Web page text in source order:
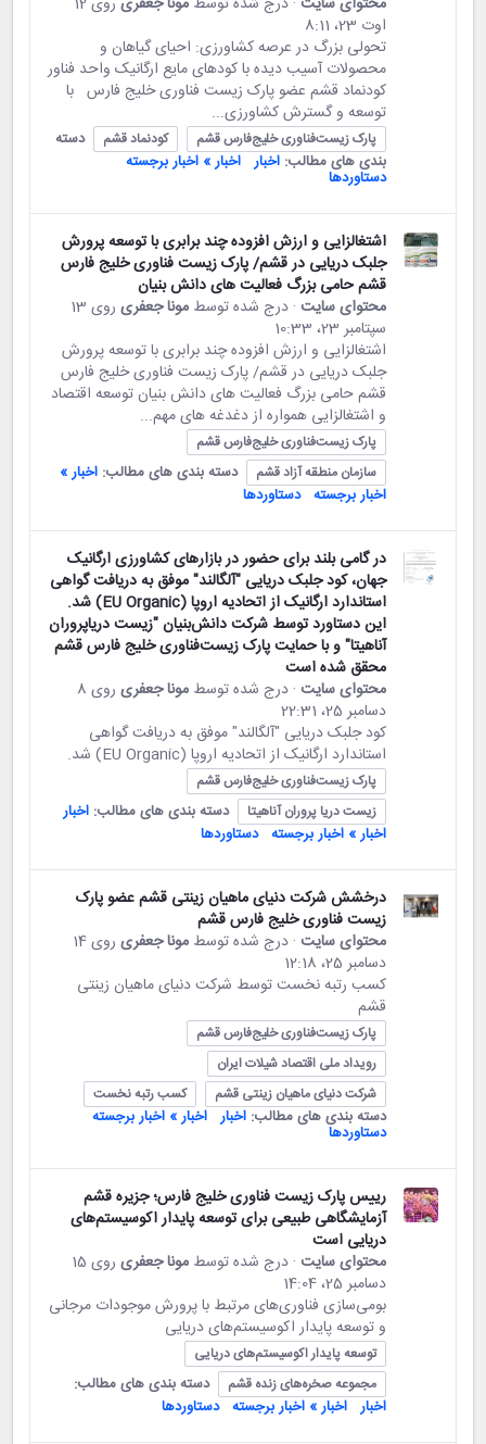
اوت 23،‏ 8:11
تحولی بزرگ در عرصه کشاورزی: احیای گیاهان و
محصولات آسیب دیده با کودهای مایع ارگانیک واحد فناور
کودنماد قشم عضو پارک زیست فناوری خلیج فارس با
توسعه و گسترش کشاورزی...
پارک زیست‌فناوری خلیج‌فارس قشم کودنماد قشم
دسته
بندی های مطالب: اخبار اخبار » اخبار برجسته
دستاوردها
اشتغالزایی و ارزش افزوده چند برابری با توسعه پرورش
جلبک دریایی در قشم/ پارک زیست فناوری خلیج فارس
قشم حامی بزرگ فعالیت های دانش بنیان
محتوای سایت · درج شده توسط مونا جعفری
روی 13
سپتامبر 23،‏ 10:33
اشتغالزایی و ارزش افزوده چند برابری با توسعه پرورش
جلبک دریایی در قشم/ پارک زیست فناوری خلیج فارس
قشم حامی بزرگ فعالیت های دانش بنیان توسعه اقتصاد
و اشتغالزایی همواره از دغدغه های مهم...
پارک زیست‌فناوری خلیج‌فارس قشم
سازمان منطقه آزاد قشم
دسته بندی های مطالب: اخبار »
اخبار برجسته دستاوردها
در گامی بلند برای حضور در بازارهای کشاورزی ارگانیک
جهان، کود جلبک دریایی "آلگالند" موفق به دریافت گواهی
استاندارد ارگانیک از اتحادیه اروپا (EU Organic) شد.
این دستاورد توسط شرکت دانش‌بنیان "زیست دریاپروران
آناهیتا" و با حمایت پارک زیست‌فناوری خلیج فارس قشم
محقق شده است
محتوای سایت · درج شده توسط مونا جعفری
روی 8
دسامبر 25،‏ 22:31
کود جلبک دریایی "آلگالند" موفق به دریافت گواهی
استاندارد ارگانیک از اتحادیه اروپا (EU Organic) شد.
پارک زیست‌فناوری خلیج‌فارس قشم
زیست دریا پروران آناهیتا
دسته بندی های مطالب: اخبار
اخبار » اخبار برجسته دستاوردها
درخشش شرکت دنیای ماهیان زینتی قشم عضو پارک
زیست فناوری خلیج فارس قشم
محتوای سایت · درج شده توسط مونا جعفری
روی 14
دسامبر 25،‏ 12:18
کسب رتبه نخست توسط شرکت دنیای ماهیان زینتی
قشم
پارک زیست‌فناوری خلیج‌فارس قشم
رویداد ملی اقتصاد شیلات ایران
شرکت دنیای ماهیان زینتی قشم
کسب رتبه نخست
دسته بندی های مطالب: اخبار اخبار » اخبار برجسته
دستاوردها
رییس پارک زیست فناوری خلیج‌ فارس؛ جزیره قشم
آزمایشگاهی طبیعی برای توسعه پایدار اکوسیستم‌های
دریایی است
محتوای سایت · درج شده توسط مونا جعفری
روی 15
دسامبر 25،‏ 14:04
بومی‌سازی فناوری‌های مرتبط با پرورش موجودات مرجانی
و توسعه پایدار اکوسیستم‌های دریایی
توسعه پایدار اکوسیستم‌های دریایی
مجموعه صخره‌های زنده قشم
دسته بندی های مطالب:
اخبار اخبار » اخبار برجسته دستاوردها